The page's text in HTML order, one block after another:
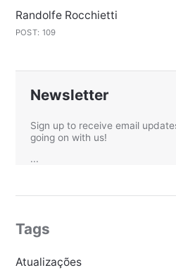
Randolfe Rocchietti
POST: 109
Newsletter
Sign up to receive email
going on with us!
...
Tags
Atualizações